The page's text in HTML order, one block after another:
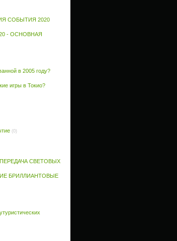
СОБЫТИЯ 2020
- ОСНОВНАЯ
в 2005 году?
игры в Токио?
(0)
СВЕТОВЫХ
БРИЛЛИАНТОВЫЕ